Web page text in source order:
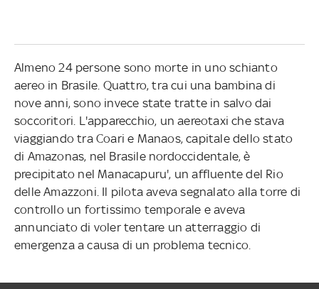
Almeno 24 persone sono morte in uno schianto
aereo in Brasile. Quattro, tra cui una bambina di
nove anni, sono invece state tratte in salvo dai
soccoritori. L'apparecchio, un aereotaxi che stava
viaggiando tra Coari e Manaos, capitale dello stato
di Amazonas, nel Brasile nordoccidentale, è
precipitato nel Manacapuru', un affluente del Rio
delle Amazzoni. Il pilota aveva segnalato alla torre di
controllo un fortissimo temporale e aveva
annunciato di voler tentare un atterraggio di
emergenza a causa di un problema tecnico.